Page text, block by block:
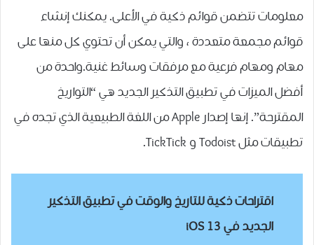
معلومات تتضمن قوائم ذكية في الأعلى. يمكنك إنشاء
قوائم مجمعة متعددة ، والتي يمكن أن تحتوي كل منها على
مهام ومهام فرعية مع مرفقات وسائط غنية.واحدة من
أفضل الميزات في تطبيق التذكير الجديد هي “التواريخ
المقترحة”. إنها إصدار Apple من اللغة الطبيعية الذي تجده في
تطبيقات مثل Todoist و TickTick.
اقتراحات ذكية للتاريخ والوقت في تطبيق التذكير
الجديد في iOS 13